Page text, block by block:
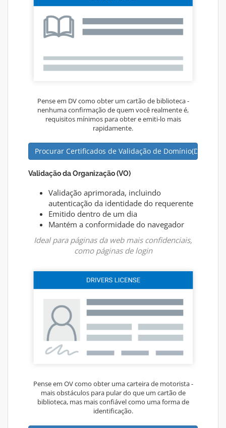
Pense em DV como obter um cartão de biblioteca -
nenhuma confirmação de quem você realmente é,
requisitos mínimos para obter e emiti-lo mais
rapidamente.
Procurar Certificados de Validação de Domínio(DV)
Validação da Organização (VO)
Validação aprimorada, incluindo
autenticação da identidade do requerente
Emitido dentro de um dia
Mantém a conformidade do navegador
Ideal para páginas da web mais confidenciais,
como páginas de login
Pense em OV como obter uma carteira de motorista -
mais obstáculos para pular do que um cartão de
biblioteca, mas mais confiável como uma forma de
identificação.